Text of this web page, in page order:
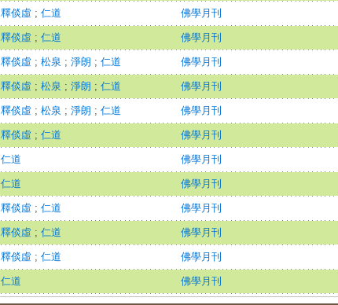
釋倓虛 ; 仁道 佛學月刊
釋倓虛 ; 仁道 佛學月刊
釋倓虛 ; 松泉 ; 淨朗 ; 仁道 佛學月刊
釋倓虛 ; 松泉 ; 淨朗 ; 仁道 佛學月刊
釋倓虛 ; 松泉 ; 淨朗 ; 仁道 佛學月刊
釋倓虛 ; 仁道 佛學月刊
仁道 佛學月刊
仁道 佛學月刊
釋倓虛 ; 仁道 佛學月刊
釋倓虛 ; 仁道 佛學月刊
釋倓虛 ; 仁道 佛學月刊
仁道 佛學月刊